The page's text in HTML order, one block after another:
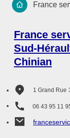
France
Sud-
Chinian
1 Grand Rue
06 43 95 11
France